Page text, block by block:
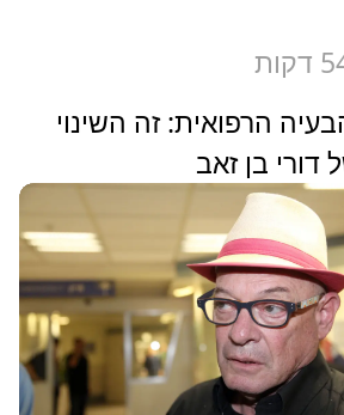
הרפואית: זה השינוי
דורי בן זאב